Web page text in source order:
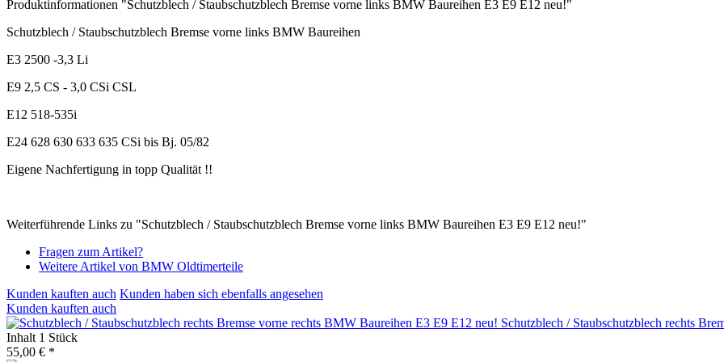
Produktinformationen "Schutzblech / Staubschutzblech Bremse vorne links BMW Baureihen E3 E9 E12 neu!"
Schutzblech / Staubschutzblech Bremse vorne links BMW Baureihen
E3 2500 -3,3 Li
E9 2,5 CS - 3,0 CSi CSL
E12 518-535i
E24 628 630 633 635 CSi bis Bj. 05/82
Eigene Nachfertigung in topp Qualität !!
Weiterführende Links zu "Schutzblech / Staubschutzblech Bremse vorne links BMW Baureihen E3 E9 E12 neu!"
Fragen zum Artikel?
Weitere Artikel von BMW Oldtimerteile
Kunden kauften auch Kunden haben sich ebenfalls angesehen
Kunden kauften auch
Schutzblech / Staubschutzblech rechts
Inhalt 1 Stück
55,00 € *